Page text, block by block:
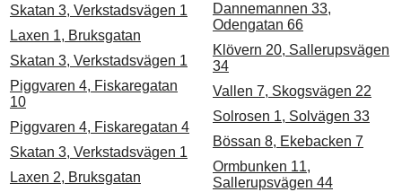
Skatan 3, Verkstadsvägen 1
Laxen 1, Bruksgatan
Skatan 3, Verkstadsvägen 1
Piggvaren 4, Fiskaregatan
10
Piggvaren 4, Fiskaregatan 4
Skatan 3, Verkstadsvägen 1
Laxen 2, Bruksgatan
Dannemannen 33,
Odengatan 66
Klövern 20, Sallerupsvägen
34
Vallen 7, Skogsvägen 22
Solrosen 1, Solvägen 33
Bössan 8, Ekebacken 7
Ormbunken 11,
Sallerupsvägen 44